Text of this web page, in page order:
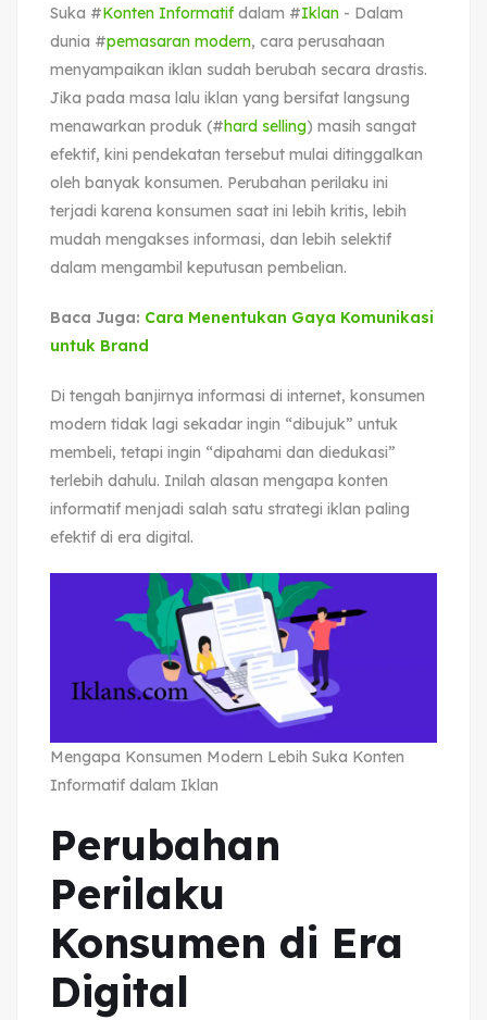
Suka #Konten Informatifdalam #Iklan - Dalam
dunia #pemasaran modern, cara perusahaan
menyampaikan iklan sudah berubah secara drastis.
Jika pada masa lalu iklan yang bersifat langsung
menawarkan produk (#hard selling) masih sangat
efektif, kini pendekatan tersebut mulai ditinggalkan
oleh banyak konsumen. Perubahan perilaku ini
terjadi karena konsumen saat ini lebih kritis, lebih
mudah mengakses informasi, dan lebih selektif
dalam mengambil keputusan pembelian.
Baca Juga: Cara Menentukan Gaya Komunikasi
untuk Brand
Di tengah banjirnya informasi di internet, konsumen
modern tidak lagi sekadar ingin “dibujuk” untuk
membeli, tetapi ingin “dipahami dan diedukasi”
terlebih dahulu. Inilah alasan mengapa konten
informatif menjadi salah satu strategi iklan paling
efektif di era digital.
Mengapa Konsumen Modern Lebih Suka Konten
Informatif dalam Iklan
Perubahan
Perilaku
Konsumen di Era
Digital